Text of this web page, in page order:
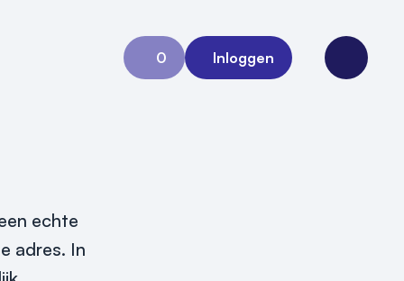
0
Aanvraag 0
Inloggen
Open
echte
adres. In